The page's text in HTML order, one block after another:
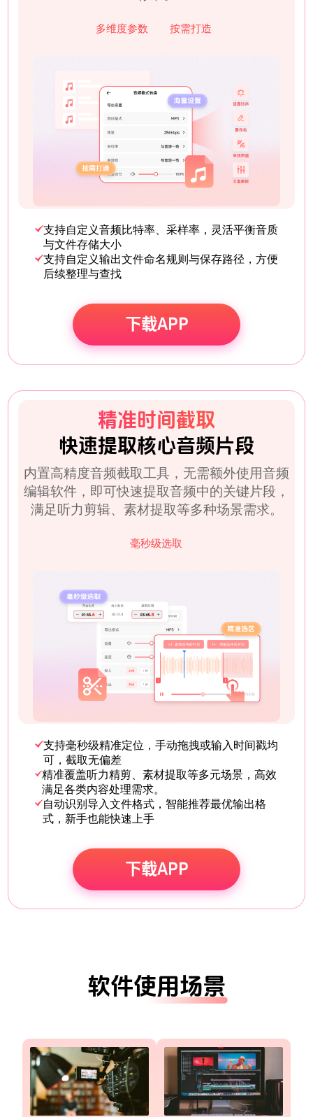
多维度参数 按需打造
支持自定义音频比特率、采样率，灵活平衡音质
与文件存储大小
支持自定义输出文件命名规则与保存路径，方便
后续整理与查找
下载APP
精准时间截取
快速提取核心音频片段
内置高精度音频截取工具，无需额外使用音频
编辑软件，即可快速提取音频中的关键片段，
满足听力剪辑、素材提取等多种场景需求。
毫秒级选取
支持毫秒级精准定位，手动拖拽或输入时间戳均
可，截取无偏差
精准覆盖听力精剪、素材提取等多元场景，高效
满足各类内容处理需求。
自动识别导入文件格式，智能推荐最优输出格
式，新手也能快速上手
下载APP
软件使用场景